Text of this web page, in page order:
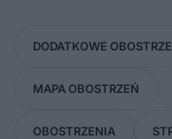
DODATKOWE
MAPA OBOSTRZEŃ
OBOSTRZENIA